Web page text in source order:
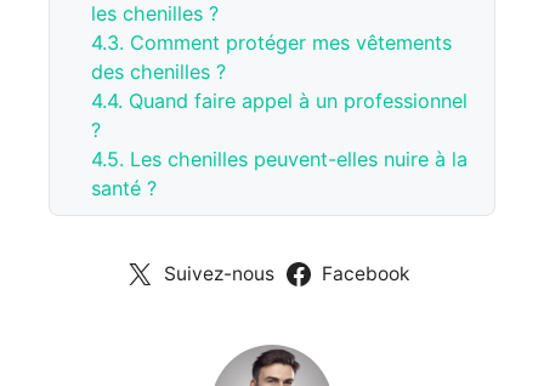
les chenilles ?
4.3. Comment protéger mes vêtements
des chenilles ?
4.4. Quand faire appel à un professionnel
?
4.5. Les chenilles peuvent-elles nuire à la
santé ?
Suivez-nous Facebook